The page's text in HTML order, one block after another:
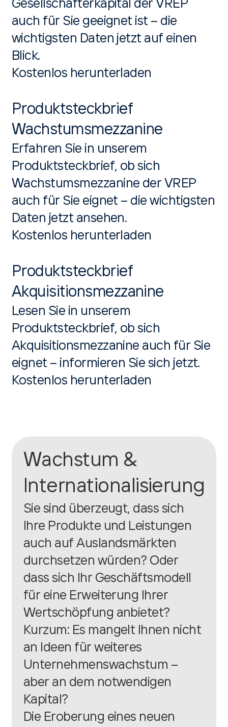
Gesellschafterkapital der VREP
auch für Sie geeignet ist – die
wichtigsten Daten jetzt auf einen
Blick.
Kostenlos herunterladen
Produktsteckbrief
Wachstumsmezzanine
Erfahren Sie in unserem
Produktsteckbrief, ob sich
Wachstumsmezzanine der VREP
auch für Sie eignet – die wichtigsten
Daten jetzt ansehen.
Kostenlos herunterladen
Produktsteckbrief
Akquisitionsmezzanine
Lesen Sie in unserem
Produktsteckbrief, ob sich
Akquisitionsmezzanine auch für Sie
eignet – informieren Sie sich jetzt.
Kostenlos herunterladen
Wachstum &
Internationalisierung
Sie sind überzeugt, dass sich
Ihre Produkte und Leistungen
auch auf Auslandsmärkten
durchsetzen würden? Oder
dass sich Ihr Geschäftsmodell
für eine Erweiterung Ihrer
Wertschöpfung anbietet?
Kurzum: Es mangelt Ihnen nicht
an Ideen für weiteres
Unternehmenswachstum –
aber an dem notwendigen
Kapital?
Die Eroberung eines neuen